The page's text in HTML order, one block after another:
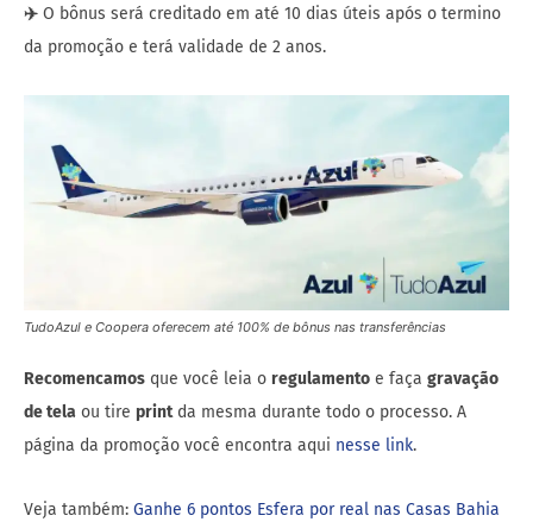
✈️ O bônus será creditado em até 10 dias úteis após o termino
da promoção e terá validade de 2 anos.
TudoAzul e Coopera oferecem até 100% de bônus nas transferências
Recomencamos que você leia o regulamento e faça gravação
de tela ou tire printda mesma durante todo o processo. A
página da promoção você encontra aqui nesse link.
Veja também: Ganhe 6 pontos Esfera por real nas Casas Bahia